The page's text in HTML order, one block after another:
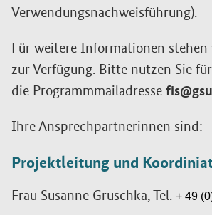
Verwendungsnachweisführung).
Für weitere Informationen
zur Verfügung. Bitte nutzen Sie
die Programmmailadresse
Ihre Ansprechpartnerinnen sind:
Projektleitung und
Frau Susanne Gruschka, Tel. + 49